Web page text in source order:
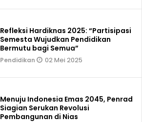
Refleksi Hardiknas 2025: “Partisipasi
Semesta Wujudkan Pendidikan
Bermutu bagi Semua”
Pendidikan 02 Mei 2025
Menuju Indonesia Emas 2045, Penrad
Siagian Serukan Revolusi
Pembangunan di Nias